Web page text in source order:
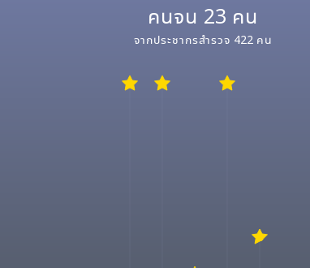
คนจน 23 คน
จากประชากรสำรวจ 422 คน